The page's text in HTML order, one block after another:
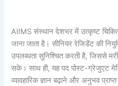
AIIMS संस्थान देशभर में उत्कृष्ट
जाना जाता है। सीनियर रेजिडेंट की
उपलब्धता सुनिश्चित करती है, जिससे
सके। साथ ही, यह पद पोस्ट-ग्रेजुएट
व्यावहारिक ज्ञान बढ़ाने और अनुभव